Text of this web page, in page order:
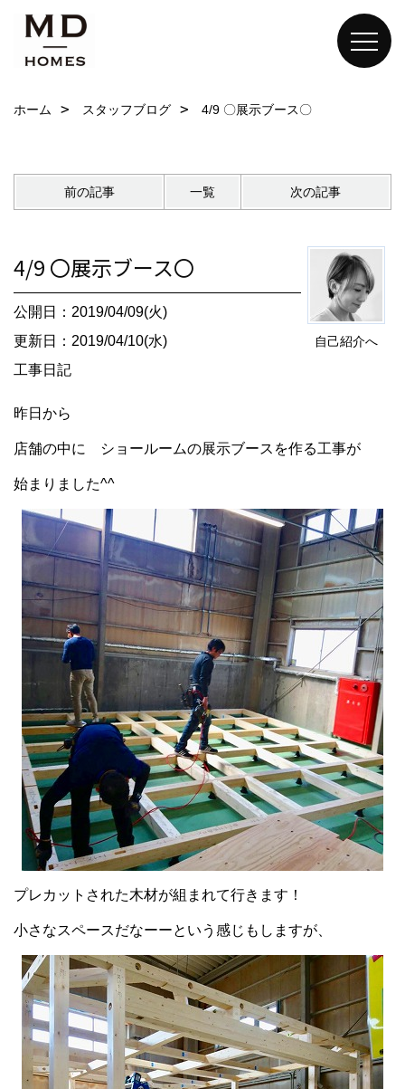
ホーム スタッフブログ 4/9 〇展示ブース〇
前の記事 一覧 次の記事
自己紹介へ
4/9 〇展示ブース〇
公開日：2019/04/09(火)
更新日：2019/04/10(水)
工事日記
昨日から
店舗の中に ショールームの展示ブースを作る工事が
始まりました^^
プレカットされた木材が組まれて行きます！
小さなスペースだなーーという感じもしますが、